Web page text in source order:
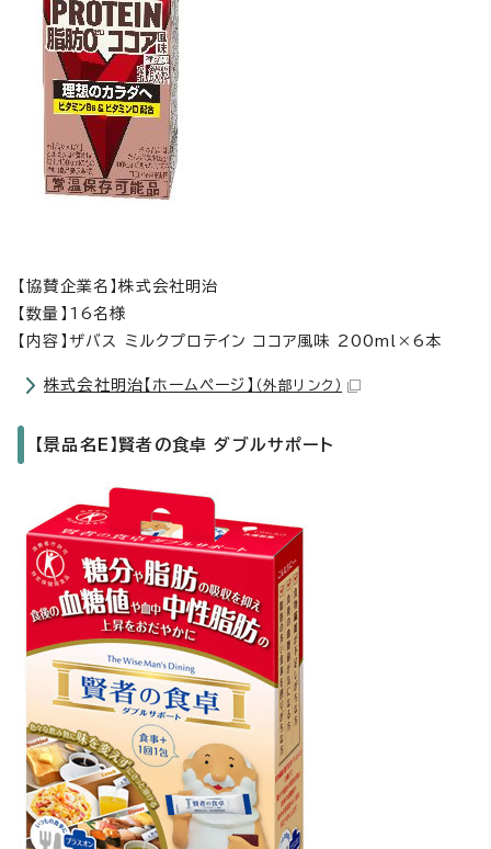
【協賛企業名】株式会社明治
【数量】16名様
【内容】ザバス ミルクプロテイン ココア風味 200ml×6本
株式会社明治【ホームページ】 （外部リンク）
【景品名E】賢者の食卓 ダブルサポート